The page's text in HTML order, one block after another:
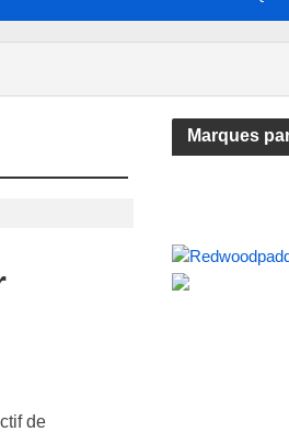
de
Marques